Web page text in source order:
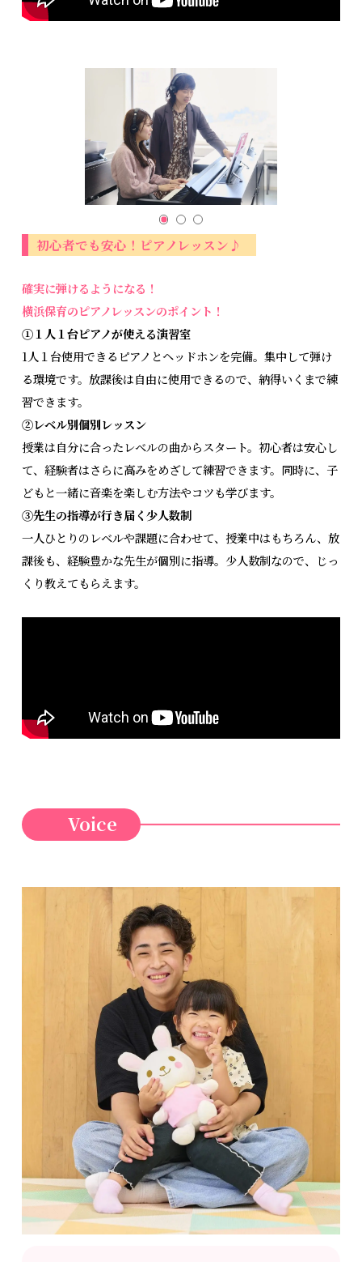
初心者でも安心！ピアノレッスン♪
確実に弾けるようになる！
横浜保育のピアノレッスンのポイント！
①１人１台ピアノが使える演習室
1人１台使用できるピアノとヘッドホンを完備。集中して弾け
る環境です。放課後は自由に使用できるので、納得いくまで練
習できます。
②レベル別個別レッスン
授業は自分に合ったレベルの曲からスタート。初心者は安心し
て、経験者はさらに高みをめざして練習できます。同時に、子
どもと一緒に音楽を楽しむ方法やコツも学びます。
③先生の指導が行き届く少人数制
一人ひとりのレベルや課題に合わせて、授業中はもちろん、放
課後も、経験豊かな先生が個別に指導。少人数制なので、じっ
くり教えてもらえます。
Voice